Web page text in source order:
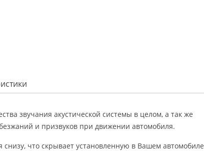
звучания акустической системы в целом, а так же
и призвуков при движении автомобиля.
снизу, что скрывает установленную в Вашем автомобиле